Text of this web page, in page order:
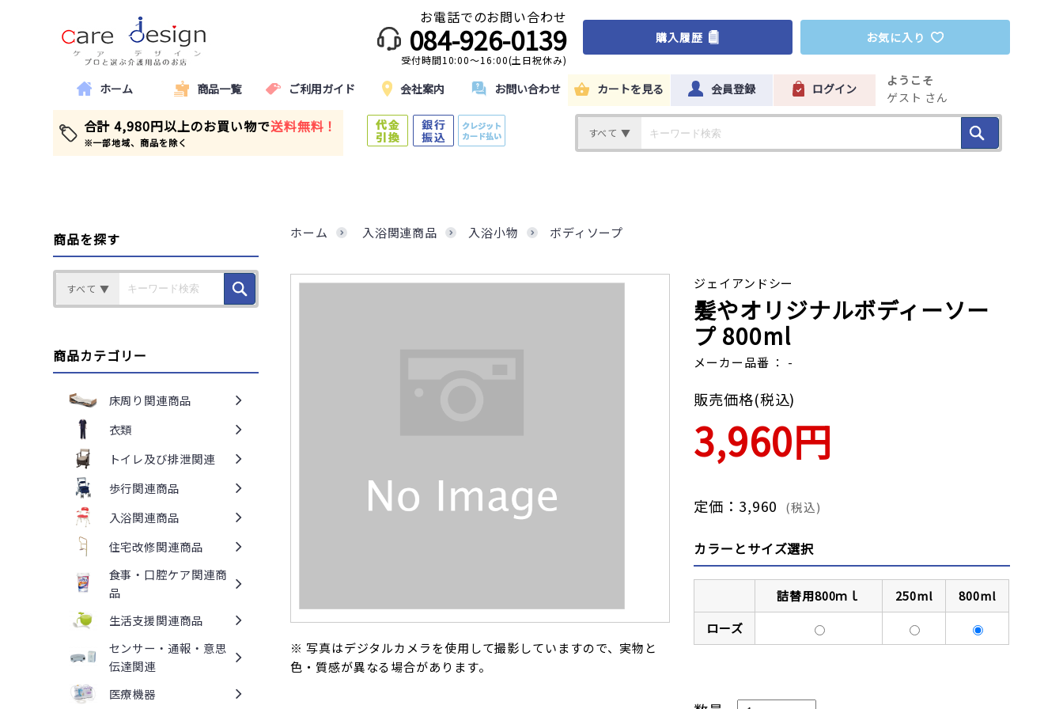
お電話でのお問い合わせ
084-926-0139
受付時間10:00～16:00(土日祝休み)
購入履歴 お気に入り
ホーム 商品一覧 ご利用ガイド 会社案内 お問い合わせ カートを見る 会員登録 ログイン
ようこそ
ゲスト さん
合計 4,980円以上のお買い物で送料無料！
※一部地域、商品を除く
すべて ▼
ホーム 入浴関連商品 入浴小物 ボディソープ
※ 写真はデジタルカメラを使用して撮影していますので、実物と
色・質感が異なる場合があります。
ジェイアンドシー
髪やオリジナルボディーソー
プ 800ml
メーカー品番 ： -
販売価格(税込)
3,960円
定価：3,960 (税込)
カラーとサイズ選択
詰替用800ｍｌ 250ml
800ml
ローズ
商品を探す
すべて ▼
商品カテゴリー
床周り関連商品
衣類
トイレ及び排泄関連
歩行関連商品
入浴関連商品
住宅改修関連商品
食事・口腔ケア関連商
品
生活支援関連商品
センサー・通報・意思
伝達関連
医療機器